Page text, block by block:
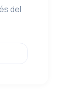
del